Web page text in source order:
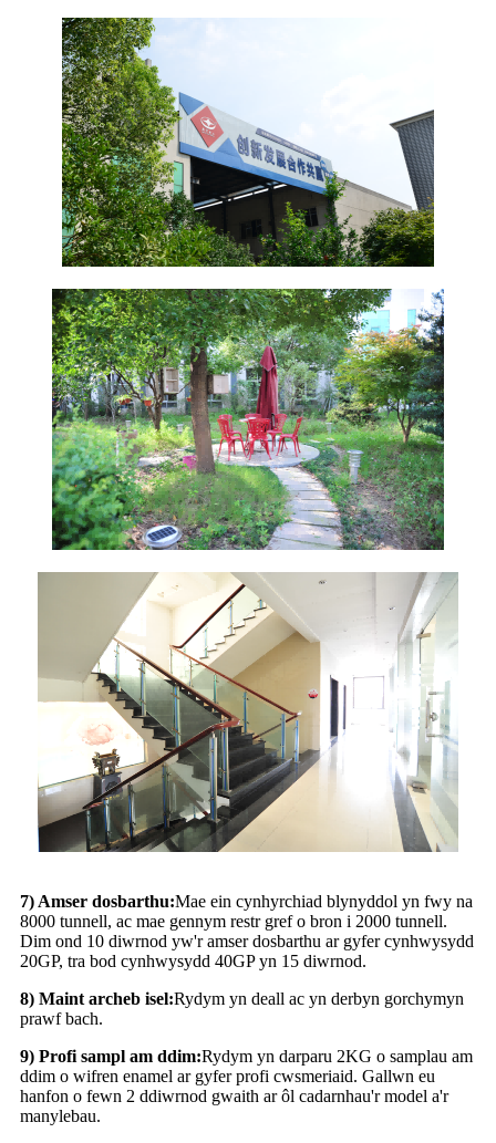
7) Amser dosbarthu:Mae ein cynhyrchiad blynyddol yn fwy na
8000 tunnell, ac mae gennym restr gref o bron i 2000 tunnell.
Dim ond 10 diwrnod yw'r amser dosbarthu ar gyfer cynhwysydd
20GP, tra bod cynhwysydd 40GP yn 15 diwrnod.
8) Maint archeb isel:Rydym yn deall ac yn derbyn gorchymyn
prawf bach.
9) Profi sampl am ddim:Rydym yn darparu 2KG o samplau am
ddim o wifren enamel ar gyfer profi cwsmeriaid. Gallwn eu
hanfon o fewn 2 ddiwrnod gwaith ar ôl cadarnhau'r model a'r
manylebau.